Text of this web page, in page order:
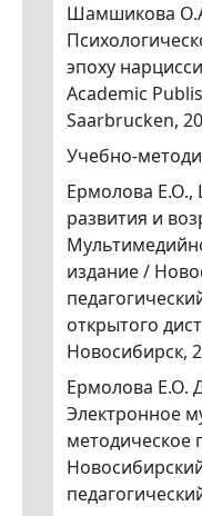
Шамшикова
эпоху
Academic
Saarbrucken,
Учебно-
Ермолова
развития и
издание /
открытого
Новосибирск,
Ермолова Е.О.
Электронное
методическое